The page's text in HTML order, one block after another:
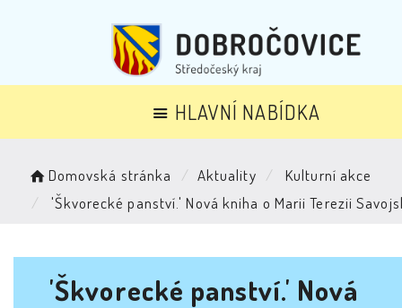
HLAVNÍ NABÍDKA
Domovská stránka Aktuality
Kulturní akce
'Škvorecké panství.' Nová kniha o Marii Terezii
'Škvorecké panství.' Nová